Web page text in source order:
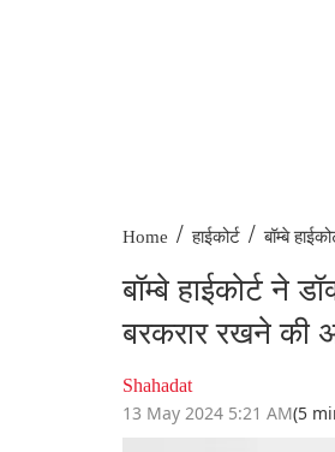
Home / हाईकोर्ट / बॉम्बे
बॉम्बे हाईकोर्ट ने
बरकरार रखने की
Shahadat
13 May 2024 5:21 AM(5